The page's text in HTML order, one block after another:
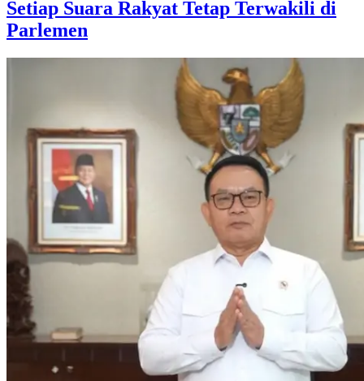
Setiap Suara Rakyat Tetap Terwakili di
Parlemen